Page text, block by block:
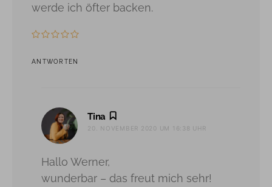
werde ich öfter backen.
ANTWORTEN
Tina
20. NOVEMBER 2020 UM 16:38 UHR
Hallo Werner,
wunderbar – das freut mich sehr!